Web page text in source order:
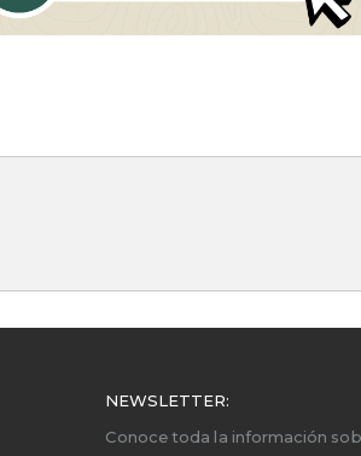
NEWSLETTER:
Conoce toda la información